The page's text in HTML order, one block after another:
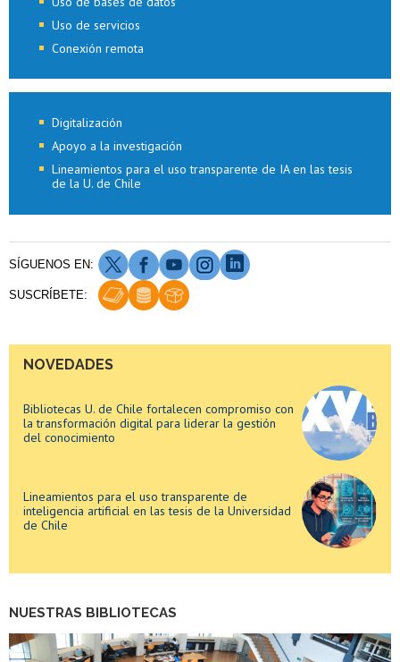
Uso de servicios
Conexión remota
Digitalización
Apoyo a la investigación
Lineamientos para el uso transparente de IA en las tesis
de la U. de Chile
SÍGUENOS EN:
SUSCRÍBETE:
NOVEDADES
la transformación digital para liderar la gestión
del conocimiento
de Chile
Bibliotecas U. de Chile fortalecen compromiso con
la transformación digital para liderar la gestión
del conocimiento
Lineamientos para el uso transparente de
inteligencia artificial en las tesis de la Universidad
de Chile
del conocimiento
NUESTRAS BIBLIOTECAS